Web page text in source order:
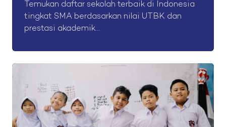
Temukan daftar sekolah terbaik di Indonesia
tingkat SMA berdasarkan nilai UTBK dan
prestasi akademik...